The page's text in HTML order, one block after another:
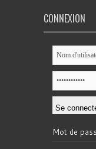
CONNEXION
Mot de